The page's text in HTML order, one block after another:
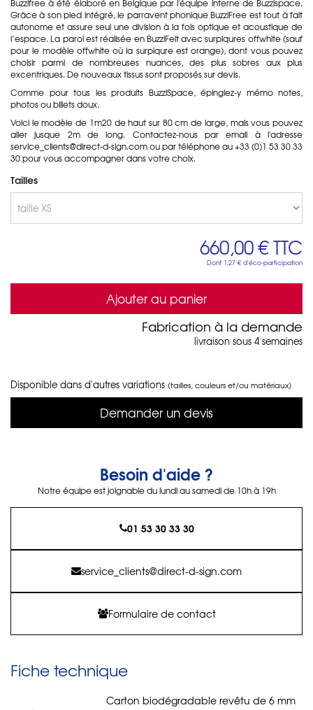
Grâce à son pied intégré, le parravent phonique BuzziFree est tout à fait
autonome et assure seul une division à la fois optique et acoustique de
l’espace. La paroi est réalisée en BuzziFelt avec surpiqures offwhite (sauf
pour le modèle offwhite où la surpiqure est orange), dont vous pouvez
choisir parmi de nombreuses nuances, des plus sobres aux plus
excentriques. De nouveaux tissus sont proposés sur devis.
Comme pour tous les produits BuzziSpace, épinglez-y mémo notes,
photos ou billets doux.
Voici le modèle de 1m20 de haut sur 80 cm de large, mais vous pouvez
aller jusque 2m de long. Contactez-nous par email à l'adresse
service_clients@direct-d-sign.com ou par téléphone au +33 (0)1 53 30 33
30 pour vous accompagner dans votre choix.
Tailles
660,00 €TTC
Dont 1,27 € d'éco-participation
Ajouter au panier
Fabrication à la demande
livraison sous 4 semaines
Disponible dans d'autres variations (tailles, couleurs et/ou matériaux)
Demander un devis
Besoin d'aide ?
Notre équipe est joignable du lundi au samedi de 10h à 19h
01 53 30 33 30
service_clients@direct-d-sign.com
Formulaire de contact
Fiche technique
Carton biodégradable revêtu de 6 mm